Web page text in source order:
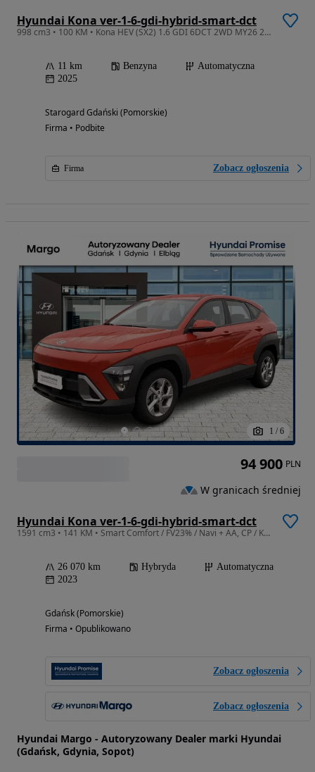
Hyundai Kona ver-1-6-gdi-hybrid-smart-dct
998 cm3 • 100 KM • Kona HEV (SX2) 1.6 GDI 6DCT 2WD MY26 2025
11 km Benzyna
Automatyczna
2025
Starogard Gdański (Pomorskie)
Firma • Podbite
Firma Zobacz ogłoszenia
1 / 6
Hyundai Kona ver-1-6-gdi-hybrid-smart-dct
1591 cm3 • 141 KM • Smart Comfort / FV23% / Navi + AA, CP / Kamera Cof. / Hyundai Margo
26 070 km Hybryda
Automatyczna
2023
Gdańsk (Pomorskie)
Firma • Opublikowano
Zobacz ogłoszenia
Zobacz ogłoszenia
Hyundai Margo - Autoryzowany Dealer marki Hyundai
(Gdańsk, Gdynia, Sopot)
94 900 PLN
W granicach średniej